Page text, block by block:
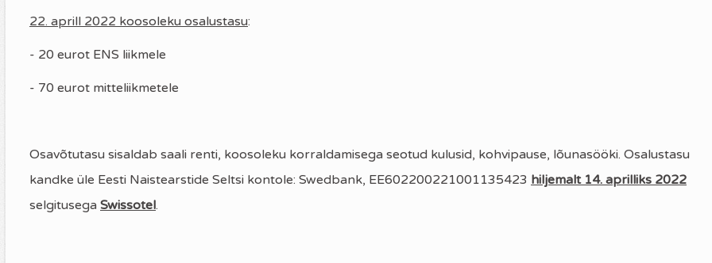
22. aprill 2022 koosoleku osalustasu:
- 20 eurot ENS liikmele
- 70 eurot mitteliikmetele
Osavõtutasu sisaldab saali renti, koosoleku korraldamisega seotud kulusid, kohvipause, lõunasööki. Osalustasu
kandke üle Eesti Naistearstide Seltsi kontole: Swedbank, EE602200221001135423 hiljemalt 14. aprilliks 2022
selgitusega Swissotel.